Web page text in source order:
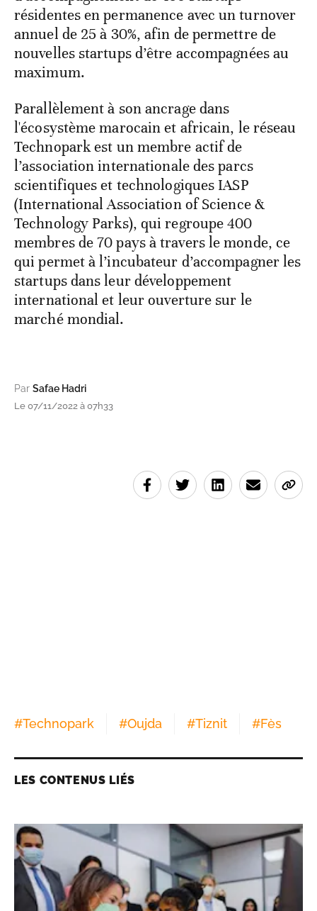
résidentes en permanence avec un turnover
annuel de 25 à 30%, afin de permettre de
nouvelles startups d’être accompagnées au
maximum.
Parallèlement à son ancrage dans
l'écosystème marocain et africain, le réseau
Technopark est un membre actif de
l’association internationale des parcs
scientifiques et technologiques IASP
(International Association of Science &
Technology Parks), qui regroupe 400
membres de 70 pays à travers le monde, ce
qui permet à l’incubateur d’accompagner les
startups dans leur développement
international et leur ouverture sur le
marché mondial.
Par Safae Hadri
Le 07/11/2022 à 07h33
#Technopark #Oujda #Tiznit #Fès
LES CONTENUS LIÉS